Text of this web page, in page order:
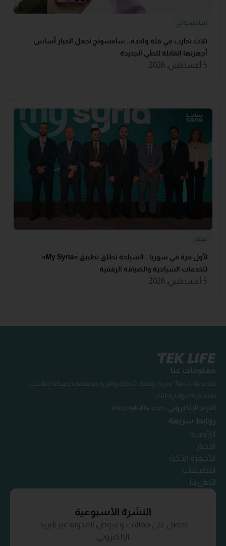
سامسونج
ثلاث تجارب في فئة واحدة.. سامسونج تجعل الخيار أساس
أجهزتها القابلة للطي الجديدة
5 أغسطس, 2026
سفر
لأول مرة في سوريا.. السياحة تطلق تطبيق «‏My Syria‏»
للخدمات السياحية والضيافة ‏الرقمية
5 أغسطس, 2026
معلومات عنا
تقدم Tek-Life تجربة رقمية شاملة ومثرية مصممة خصيصًا لتناسب
اهتماماتك واحتياجاتك.
البريد الإلكتروني: info@tek-life.com
روابط سريعة
الرئيسية
الاخبار
الأجهزة الذكية
التطبيقات
اتصل بنا
النشرة الأسبوعية
احصل على مقالات وعروض المدونة عبر البريد
الإلكتروني